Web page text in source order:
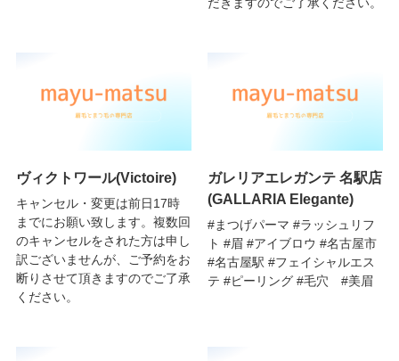
ヴィクトワール(Victoire)
キャンセル・変更は前日17時
までにお願い致します。複数回
のキャンセルをされた方は申し
訳ございませんが、ご予約をお
断りさせて頂きますのでご了承
ください。
ガレリアエレガンテ 名駅店
(GALLARIA Elegante)
#まつげパーマ #ラッシュリフ
ト #眉 #アイブロウ #名古屋市
#名古屋駅 #フェイシャルエス
テ #ピーリング #毛穴 #美眉